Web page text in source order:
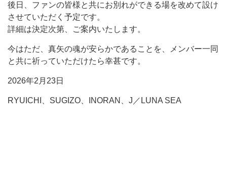
後日、ファンの皆様と共にお別れができる場を改めて設け
させていただく予定です。
詳細は決定次第、ご案内いたします。
今はただ、真矢の魂が安らかであることを、メンバー一同
と共に祈っていただけたら幸甚です。
2026年2月23日
RYUICHI、SUGIZO、INORAN、J／LUNA SEA